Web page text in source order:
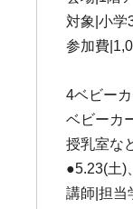
対象|小学
参加費
4ベビー
ベビーカ
授乳室な
●5.23(土)
講師|担当